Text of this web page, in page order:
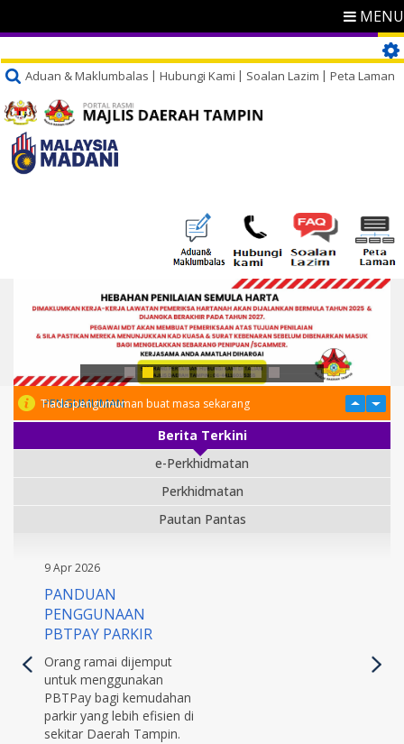
MENU
Aduan & Maklumbalas Hubungi Kami Soalan Lazim Peta Laman
PENGUMUMAN
Tiada pengumuman buat masa sekarang
Berita Terkini
e-Perkhidmatan
Perkhidmatan
Pautan Pantas
9 Apr 2026
PANDUAN
PENGGUNAAN
PBTPAY PARKIR
Orang ramai dijemput
untuk menggunakan
PBTPay bagi kemudahan
parkir yang lebih efisien di
sekitar Daerah Tampin.